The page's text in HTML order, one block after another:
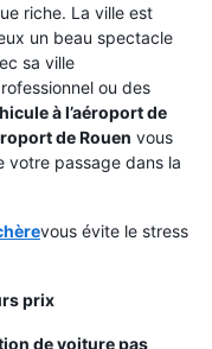
riche. La ville est
un beau spectacle
sa ville
ou des
à l’aéroport de
de Rouen vous
passage dans la
vous évite le stress
prix
de voiture pas